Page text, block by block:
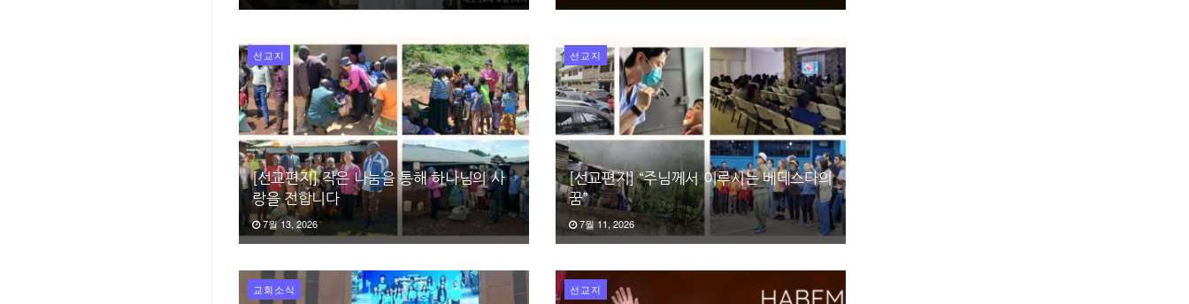
선교지
[선교편지] 작은 나눔을 통해 하나님의 사
랑을 전합니다
7월 13, 2026
선교지
[선교편지] “주님께서 이루시는 베데스다의
꿈”
7월 11, 2026
교회소식 선교지